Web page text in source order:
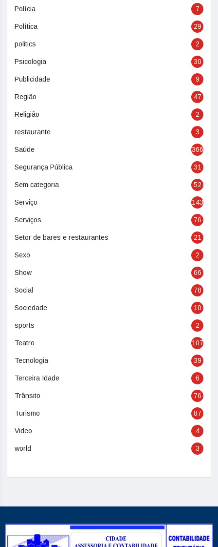
Polícia 7
Política 29
politics 2
Psicologia 30
Publicidade 9
Região 47
Religião 2
restaurante 3
Saúde 366
Segurança Pública 31
Sem categoria 52
Serviço 143
Serviços 76
Setor de bares e restaurantes 21
Sexo 2
Show 66
Social 78
Sociedade 10
sports 2
Teatro 107
Tecnologia 39
Terceira Idade 6
Trânsito 76
Turismo 87
Video 4
world 3